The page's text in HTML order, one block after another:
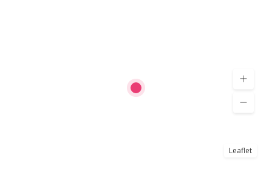
Leaflet